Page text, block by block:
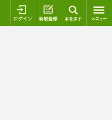
ログイン 新規登録